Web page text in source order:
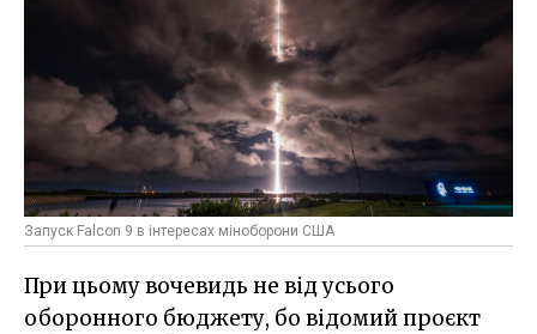
Запуск Falcon 9 в інтересах міноборони США
При цьому вочевидь не від усього
оборонного бюджету, бо відомий проєкт